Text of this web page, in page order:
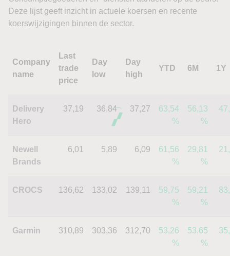
Deze lijst geeft inzicht in actuele koersen en recente
koerswijzigingen binnen de sector.
Company
name
Last
trade
price
Day
low
Day
high
YTD 6M 1Y
Delivery
Hero
37,19 36,84 37,27
63,54
%
56,13
%
Newell
Brands
6,01 5,89 6,09
61,56
%
29,81
%
CROCS 136,62 133,02 139,11
59,75
%
59,21
%
Garmin 310,89 303,36 312,70
53,26
%
53,65
%